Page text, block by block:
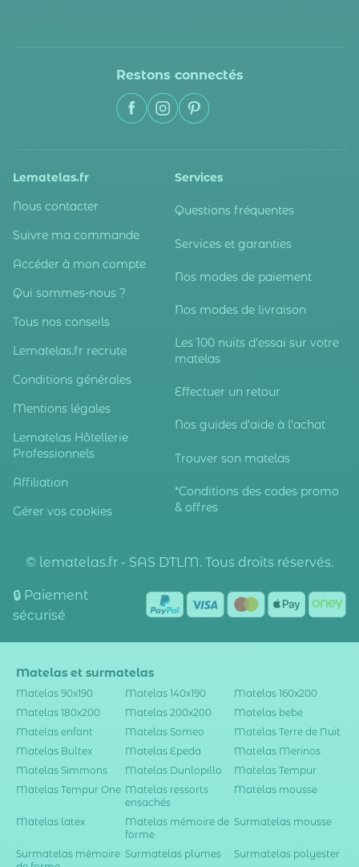
Restons connectés
Lematelas.fr
Nous contacter
Suivre ma commande
Accéder à mon compte
Qui sommes-nous ?
Tous nos conseils
Lematelas.fr recrute
Conditions générales
Mentions légales
Lematelas Hôtellerie
Professionnels
Affiliation
Gérer vos cookies
Services
Questions fréquentes
Services et garanties
Nos modes de paiement
Nos modes de livraison
Les 100 nuits d'essai sur votre
matelas
Effectuer un retour
Nos guides d'aide à l'achat
Trouver son matelas
*Conditions des codes promo
& offres
© lematelas.fr - SAS DTLM. Tous droits réservés.
🔒 Paiement
sécurisé
Matelas et surmatelas
Matelas 90x190 Matelas 140x190
Matelas 160x200
Matelas 180x200
Matelas 200x200
Matelas bebe
Matelas enfant
Matelas Someo
Matelas Terre de Nuit
Matelas Bultex
Matelas Epeda
Matelas Merinos
Matelas Simmons
Matelas Dunlopillo
Matelas Tempur
Matelas Tempur One Matelas ressorts
ensachés
Matelas mousse
Matelas latex
Matelas mémoire de
forme
Surmatelas mousse
Surmatelas mémoire Surmatelas plumes Surmatelas polyester